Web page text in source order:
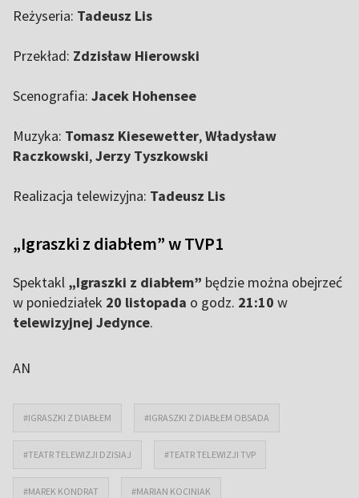
Reżyseria: Tadeusz Lis
Przekład: Zdzisław Hierowski
Scenografia: Jacek Hohensee
Muzyka: Tomasz Kiesewetter,Władysław
Raczkowski,Jerzy Tyszkowski
Realizacja telewizyjna: Tadeusz Lis
„Igraszki z diabłem” w TVP1
Spektakl „Igraszki z diabłem” będzie można obejrzeć
w poniedziałek 20 listopada o godz. 21:10 w
telewizyjnej Jedynce.
AN
#IGRASZKI Z DIABŁEM #IGRASZKI Z DIABŁEM OBSADA
#TEATR TELEWIZJI DZISIAJ #TEATR TELEWIZJI TVP
#MAREK KONDRAT #MARIAN KOCINIAK